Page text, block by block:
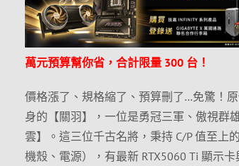
萬元預算幫你省，合計限量 300 台！
價格漲了、規格縮了、預算刪了…免驚！
身的【關羽】，一位是勇冠三軍、傲視群
雲】。這三位千古名將，秉持 C/P 值至上
機殼、電源），有最新 RTX5060 Ti 顯示